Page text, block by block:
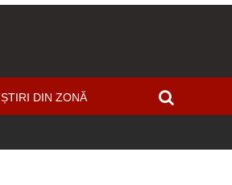
ȘTIRI DIN ZONĂ